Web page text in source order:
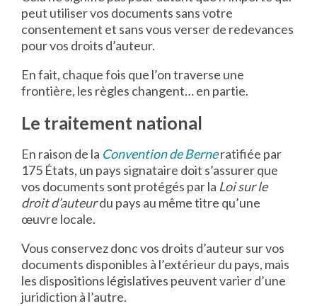
peut utiliser vos documents sans votre
consentement et sans vous verser de redevances
pour vos droits d’auteur.
En fait, chaque fois que l’on traverse une
frontière, les règles changent… en partie.
Le traitement national
En raison de la Convention de Berneratifiée par
175 États, un pays signataire doit s’assurer que
vos documents sont protégés par la Loi sur le
droit d’auteurdu pays au même titre qu’une
œuvre locale.
Vous conservez donc vos droits d’auteur sur vos
documents disponibles à l’extérieur du pays, mais
les dispositions législatives peuvent varier d’une
juridiction à l’autre.